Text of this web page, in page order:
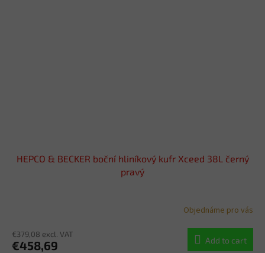
HEPCO & BECKER boční hliníkový kufr Xceed 38L černý
pravý
Objednáme pro vás
€379,08 excl. VAT
€458,69 Add to cart